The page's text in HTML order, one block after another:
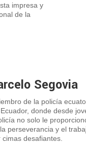
impresa y
de la
Segovia
de la policía
donde desde
no solo le
perseverancia y el
desafiantes.